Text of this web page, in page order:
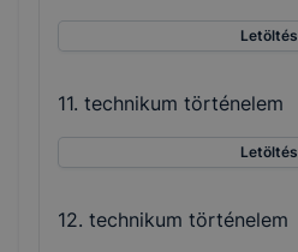
Letöltés
11. technikum történelem
Letöltés
12. technikum történelem